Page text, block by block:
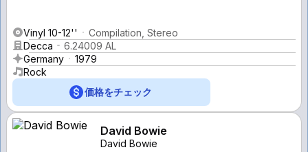
Vinyl 10-12''
Compilation, Stereo
Decca
6.24009 AL
Germany
1979
Rock
価格をチェック
David Bowie
David Bowie